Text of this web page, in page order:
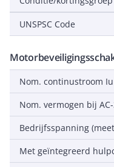
UNSPSC Code
Nom. continustroom Iu